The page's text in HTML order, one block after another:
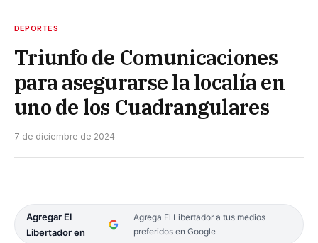
DEPORTES
Triunfo de Comunicaciones
para asegurarse la localía en
uno de los Cuadrangulares
7 de diciembre de 2024
Agregar El
Libertador en
Agrega El Libertador a tus medios
preferidos en Google